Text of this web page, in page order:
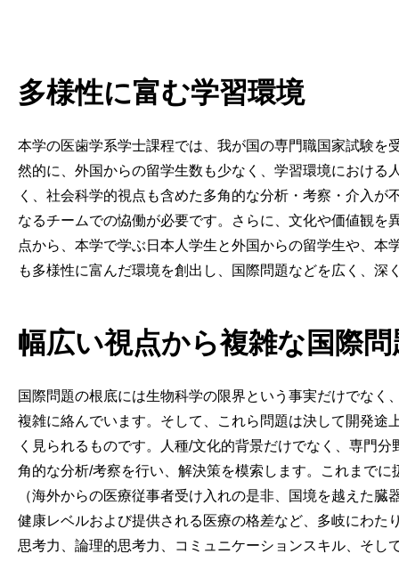
多様性に富む学習環境
本学の医歯学系学士課程では、我が国の専門職国家試験
然的に、外国からの留学生数も少なく、学習環境におけ
く、社会科学的視点も含めた多角的な分析・考察・介入
なるチームでの恊働が必要です。さらに、文化や価値観
点から、本学で学ぶ日本人学生と外国からの留学生や、
も多様性に富んだ環境を創出し、国際問題などを広く、
幅広い視点から複雑な国際
国際問題の根底には生物科学の限界という事実だけでな
複雑に絡んでいます。そして、これら問題は決して開発
く見られるものです。人種/文化的背景だけでなく、専門
角的な分析/考察を行い、解決策を模索します。これまで
（海外からの医療従事者受け入れの是非、国境を越えた
健康レベルおよび提供される医療の格差など、多岐にわ
思考力、論理的思考力、コミュニケーションスキル、そし